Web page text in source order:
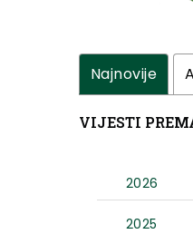
Najnovije
VIJESTI
2026
2025